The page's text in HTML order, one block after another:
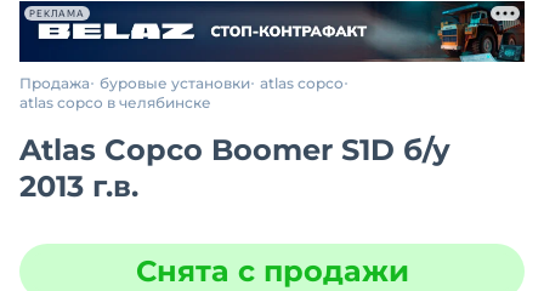
РЕКЛАМА
Продажа буровые установки atlas copco
atlas copco в челябинске
Atlas Copco Boomer S1D б/у
2013 г.в.
Снята с продажи